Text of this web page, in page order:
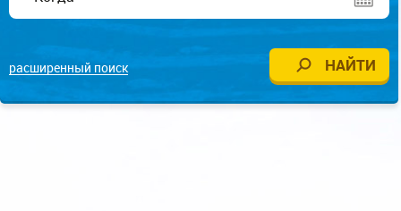
расширенный поиск